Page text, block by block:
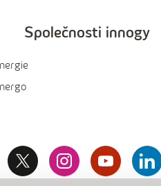
Společnosti innogy
x
innogy
instagramyoutube